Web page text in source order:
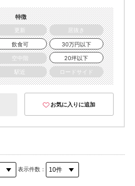
特徴
更新
居抜き
飲食可
30万円以下
空中階
20坪以下
駅近 ロードサイド
お気に入りに追加
表示件数：